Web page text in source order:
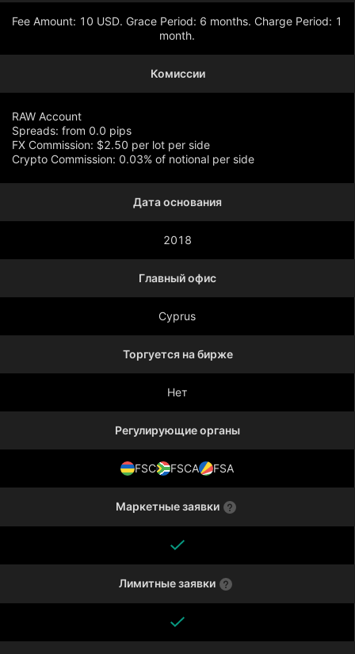
Fee Amount: 10 USD. Grace Period: 6 months. Charge Period: 1
month.
Комиссии
RAW Account
Spreads: from 0.0 pips
FX Commission: $2.50 per lot per side
Crypto Commission: 0.03% of notional per side
Показать больше
Дата основания
2018
Главный офис
Cyprus
Торгуется на бирже
Нет
Регулирующие органы
FSC FSCA FSA
Маркетные заявки
Лимитные заявки